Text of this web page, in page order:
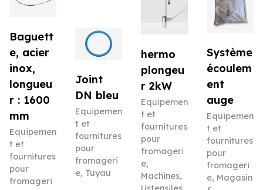
Baguett
e, acier
inox,
longueu
r : 1600
mm
Equipemen
t et
fournitures
pour
fromageri
Joint
DN bleu
Equipemen
t et
fournitures
pour
fromageri
e, Tuyau
hermo
plongeu
r 2kW
Equipemen
t et
fournitures
pour
fromageri
e,
Machines,
Système
écoulem
ent
auge
Equipemen
t et
fournitures
pour
fromageri
e, Magasin